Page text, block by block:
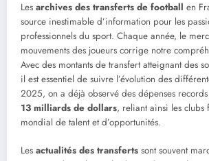
Les archives des transferts de football en
source inestimable d’information pour les
professionnels du sport. Chaque année, le
mouvements des joueurs corrige notre
Avec des montants de transfert atteignant des
il est essentiel de suivre l’évolution des
2025, on a déjà observé des dépenses
13 milliards de dollars, reliant ainsi les clubs
mondial de talent et d’opportunités.
Les actualités des transferts sont souvent